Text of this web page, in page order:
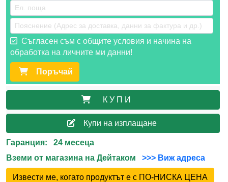
Съгласен съм с общите условия и начина на
обработка на личните ми данни!
Поръчай
К У П И
Купи на изплащане
Гаранция: 24 месеца
Вземи от магазина на Дейтаком
>>> Виж адреса
Извести ме, когато продуктът е с ПО-НИСКА ЦЕНА